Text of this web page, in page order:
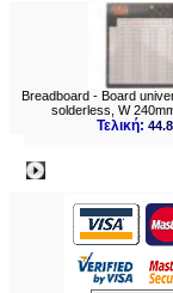
Breadboard - Board
solderless, W
Τελική: